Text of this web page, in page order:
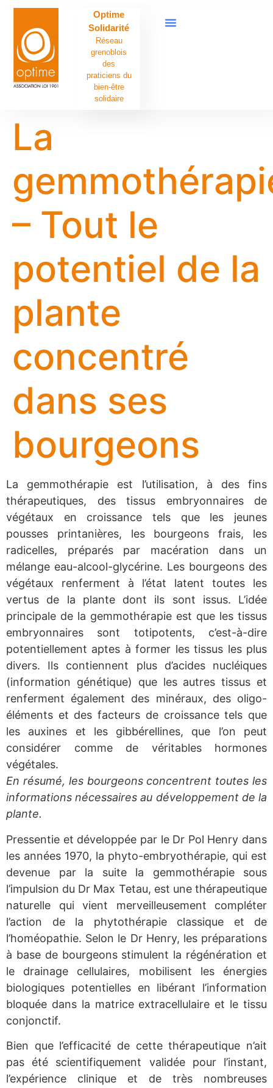
Optime
Solidarité
Réseau
grenoblois
des
praticiens du
bien-être
solidaire
La
– Tout le
potentiel de la
plante
concentré
dans ses
bourgeons
La gemmothérapie est l’utilisation, à des fins
thérapeutiques, des tissus embryonnaires de
végétaux en croissance tels que les jeunes
pousses printanières, les bourgeons frais, les
radicelles, préparés par macération dans un
mélange eau-alcool-glycérine. Les bourgeons des
végétaux renferment à l’état latent toutes les
vertus de la plante dont ils sont issus. L’idée
principale de la gemmothérapie est que les tissus
embryonnaires sont totipotents, c’est-à-dire
potentiellement aptes à former les tissus les plus
divers. Ils contiennent plus d’acides nucléiques
(information génétique) que les autres tissus et
renferment également des minéraux, des oligo-
éléments et des facteurs de croissance tels que
les auxines et les gibbérellines, que l’on peut
considérer comme de véritables hormones
végétales.
En résumé, les bourgeons concentrent toutes les
informations nécessaires au développement de la
plante.
Pressentie et développée par le Dr Pol Henry dans
les années 1970, la phyto-embryothérapie, qui est
devenue par la suite la gemmothérapie sous
l’impulsion du Dr Max Tetau, est une thérapeutique
naturelle qui vient merveilleusement compléter
l’action de la phytothérapie classique et de
l’homéopathie. Selon le Dr Henry, les préparations
à base de bourgeons stimulent la régénération et
le drainage cellulaires, mobilisent les énergies
biologiques potentielles en libérant l’information
bloquée dans la matrice extracellulaire et le tissu
conjonctif.
Bien que l’efficacité de cette thérapeutique n’ait
pas été scientifiquement validée pour l’instant,
l’expérience clinique et de très nombreuses